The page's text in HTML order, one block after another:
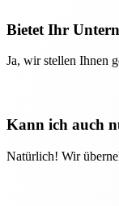
Bietet Ihr
Ja, wir stellen Ihnen
Kann ich auch
Natürlich! Wir